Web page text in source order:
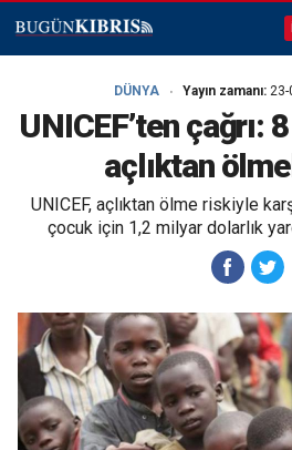
DÜNYA Yayın zamanı: 23-
UNICEF’ten çağrı:
açlıktan
UNICEF, açlıktan ölme riskiyle
çocuk için 1,2 milyar dolarlık